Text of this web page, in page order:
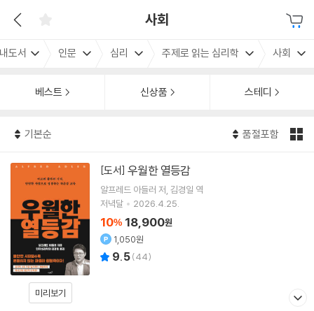
사회
도서 인문 심리 주제로 읽는 심리학 사회
베스트 신상품 스테디
기본순 품절포함
미리보기
[도서] 우월한 열등감
알프레드 아들러 저 김경일 역
저녁달
2026.4.25.
10% 18,900원
1,050원
9.5(44)